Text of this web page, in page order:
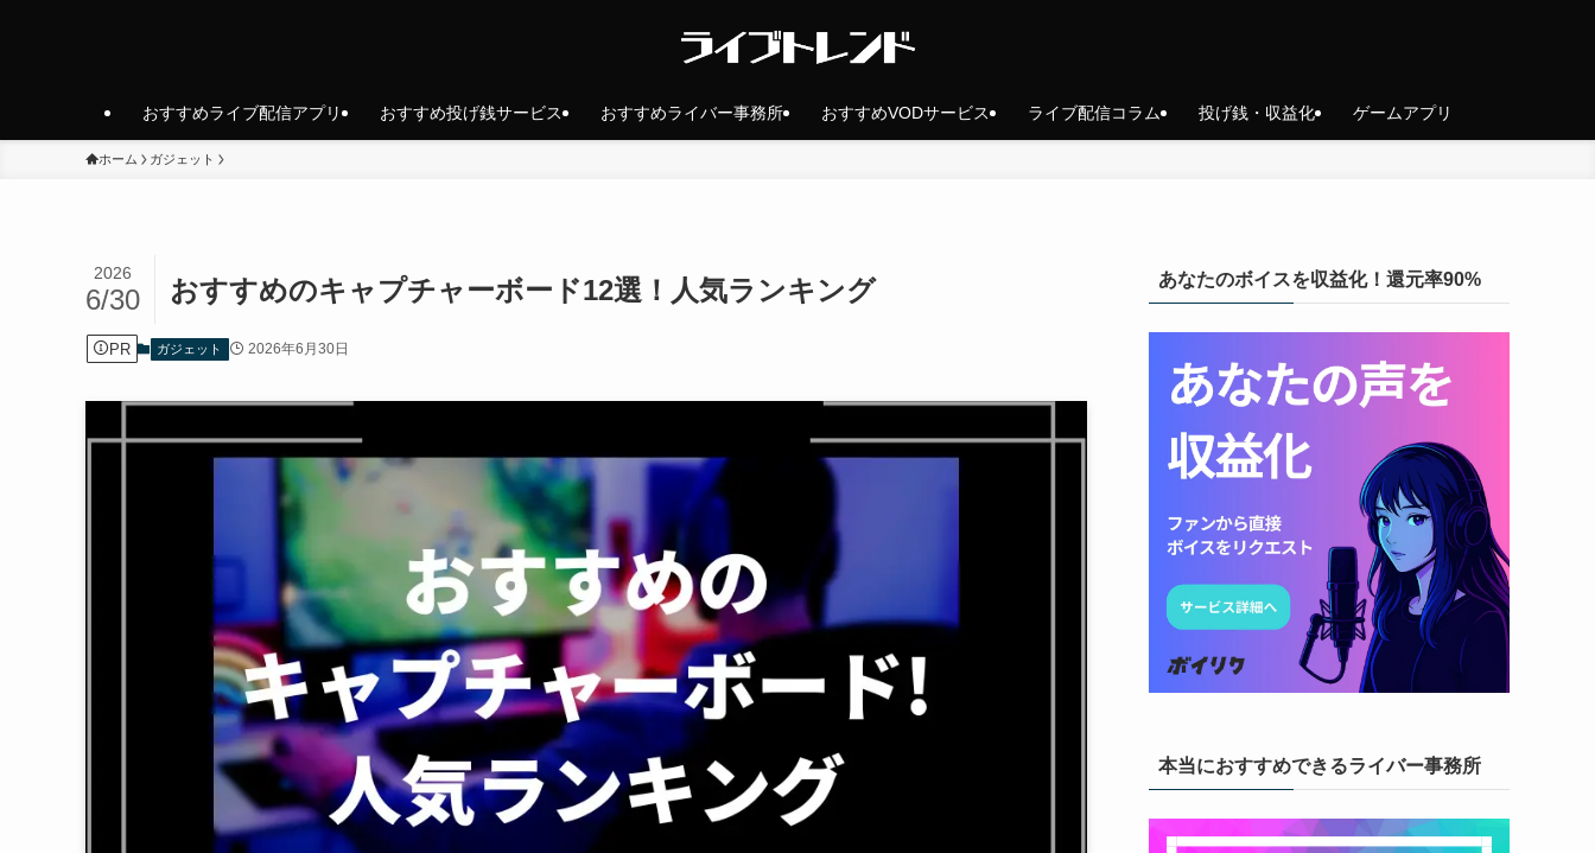
おすすめライブ配信アプリ おすすめ投げ銭サービス おすすめライバー事務所 おすすめVODサービス ライブ配信コラム 投げ銭・収益化 ゲームアプリ
ホーム ガジェット
おすすめのキャプチャーボード12選！人気ランキング
2026
6/30
PR ガジェット 2026年6月30日
あなたのボイスを収益化！還元率90%
本当におすすめできるライバー事務所